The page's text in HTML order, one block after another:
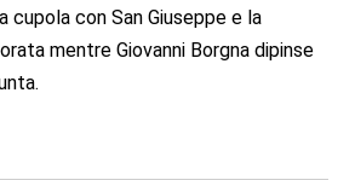
cupola con San Giuseppe e la
mentre Giovanni Borgna dipinse